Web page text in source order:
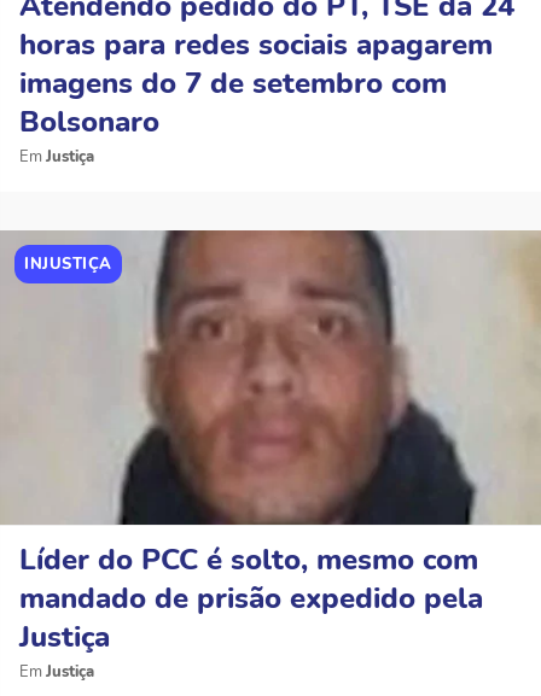
horas para redes sociais apagarem
imagens do 7 de setembro com
Bolsonaro
Justiça
INJUSTIÇA
Líder do PCC é solto, mesmo com
mandado de prisão expedido pela
Justiça
Justiça